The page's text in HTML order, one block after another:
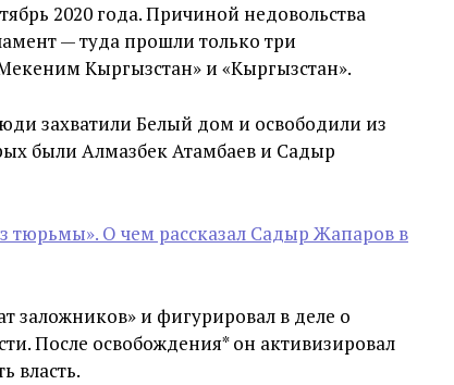
2020 года. Причиной недовольства
— туда прошли только три
Кыргызстан» и «Кыргызстан».
захватили Белый дом и освободили из
были Алмазбек Атамбаев и Садыр
тюрьмы». О чем рассказал Садыр Жапаров в
заложников» и фигурировал в деле о
После освобождения* он активизировал
власть.